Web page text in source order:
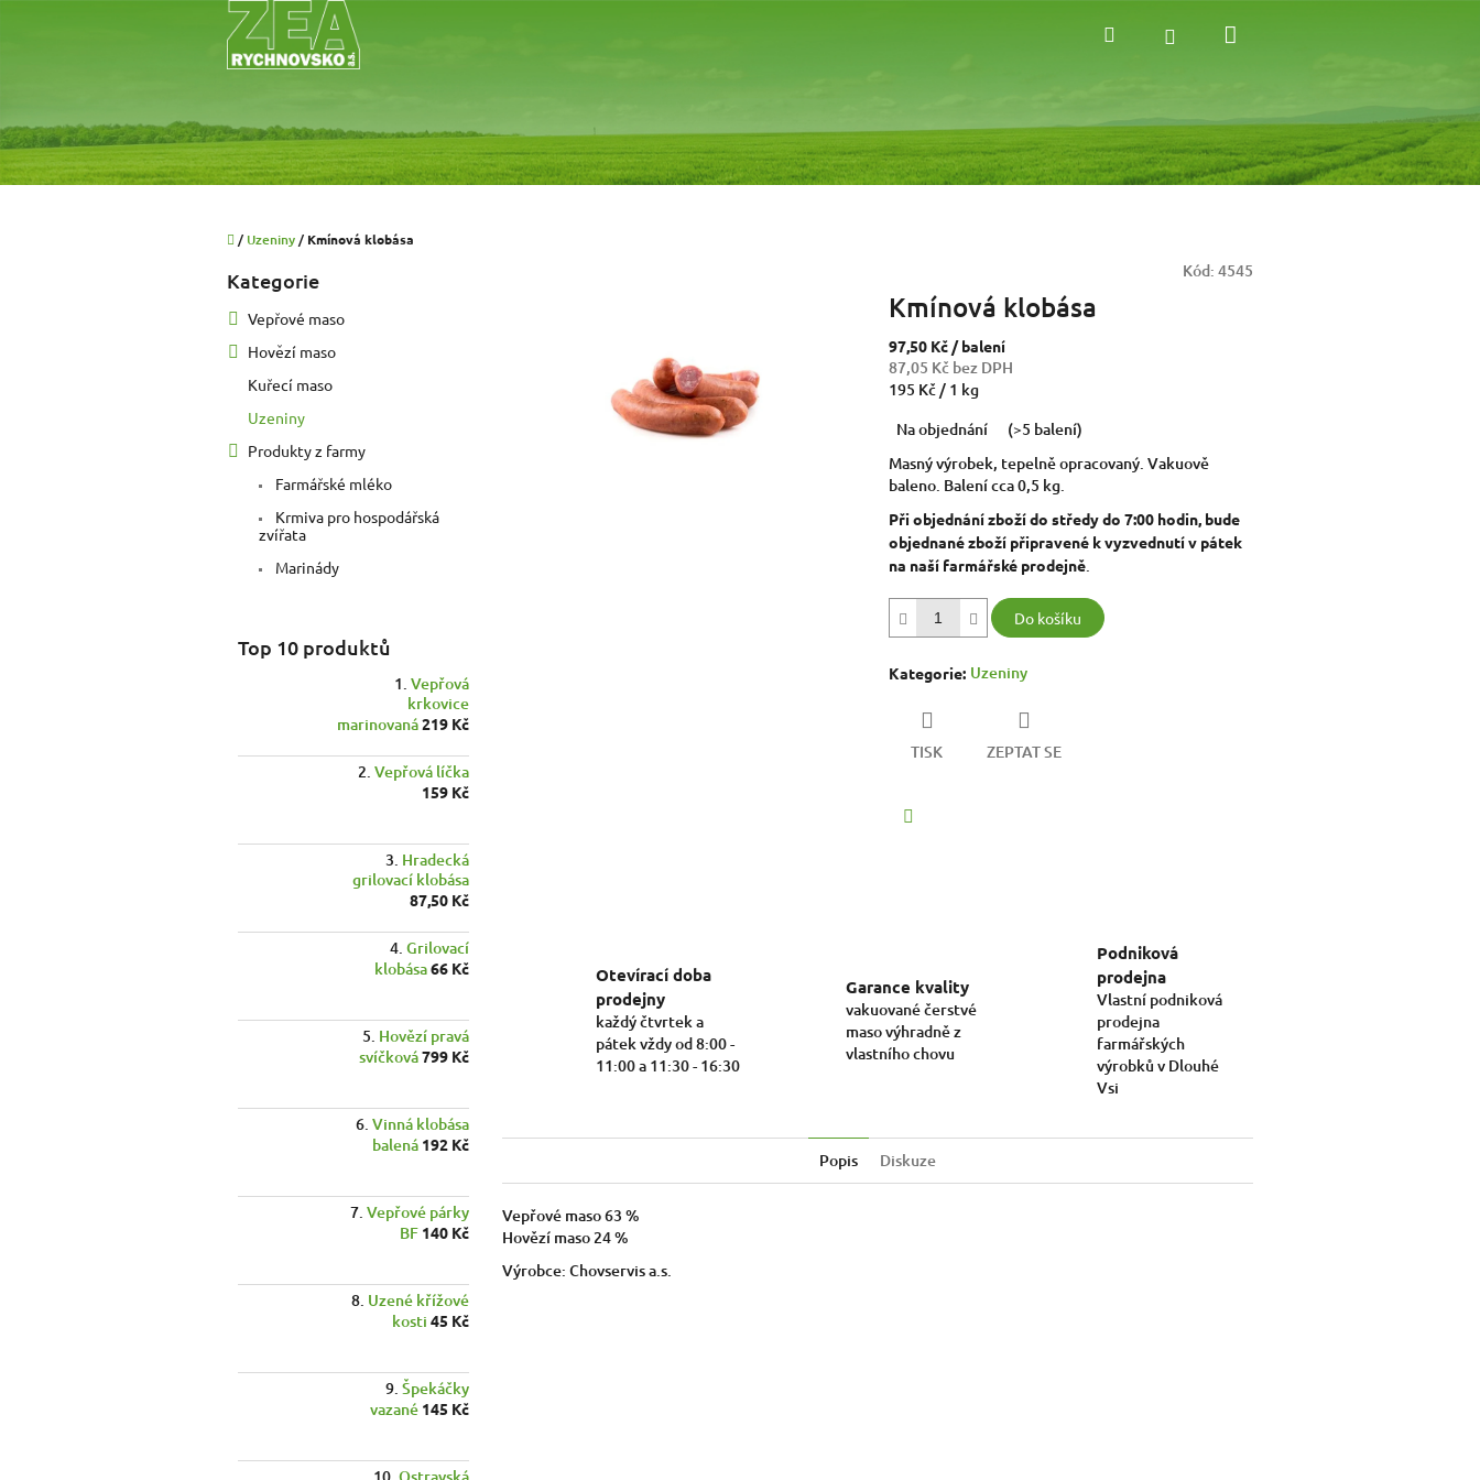
HledatPřihlášení
Domů
/ Uzeniny/ Kmínová klobása
Přeskočit
Kategorie
Vepřové maso
Hovězí maso
Kuřecí maso
Uzeniny
Produkty z farmy
Farmářské mléko
Krmiva pro hospodářská
zvířata
Marinády
Top 10 produktů
Vepřová
krkovice
marinovaná219 Kč
Vepřová líčka
159 Kč
Hradecká
grilovací klobása
87,50 Kč
Grilovací
klobása66 Kč
Hovězí pravá
svíčková799 Kč
Vinná klobása
balená 192 Kč
Vepřové párky
BF 140 Kč
Uzené křížové
kosti 45 Kč
Špekáčky
vazané 145 Kč
Kód: 4545
Kmínová klobása
97,50 Kč / balení
87,05 Kč bez DPH
Měrná
195 Kč / 1 kg
Na objednání
(>5 balení)
Masný výrobek, tepelně opracovaný. Vakuově
baleno. Balení cca 0,5 kg.
Při objednání zboží do středy do 7:00 hodin, bude
objednané zboží připravené k vyzvednutí v pátek
na naší farmářské prodejně
Do košíku
Kategorie: Uzeniny
TISK ZEPTAT SE
Otevírací doba
prodejny
každý čtvrtek a
pátek vždy od 8:00 -
11:00 a 11:30 - 16:30
Garance kvality
vakuované čerstvé
maso výhradně z
vlastního chovu
Podniková
prodejna
Vlastní podniková
prodejna
farmářských
výrobků v Dlouhé
Vsi
Popis Diskuze
Vepřové maso 63 %
Hovězí maso 24 %
Výrobce: Chovservis a.s.